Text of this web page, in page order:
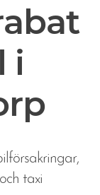
i
taxi